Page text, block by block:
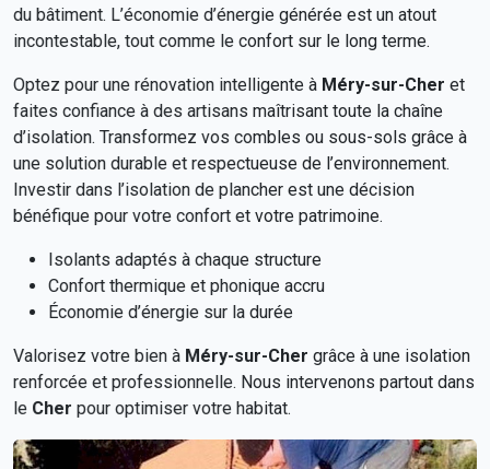
du bâtiment. L’économie d’énergie générée est un atout
incontestable, tout comme le confort sur le long terme.
Optez pour une rénovation intelligente à Méry-sur-Cher et
faites confiance à des artisans maîtrisant toute la chaîne
d’isolation. Transformez vos combles ou sous-sols grâce à
une solution durable et respectueuse de l’environnement.
Investir dans l’isolation de plancher est une décision
bénéfique pour votre confort et votre patrimoine.
Isolants adaptés à chaque structure
Confort thermique et phonique accru
Économie d’énergie sur la durée
Valorisez votre bien à Méry-sur-Cher grâce à une isolation
renforcée et professionnelle. Nous intervenons partout dans
le Cher pour optimiser votre habitat.